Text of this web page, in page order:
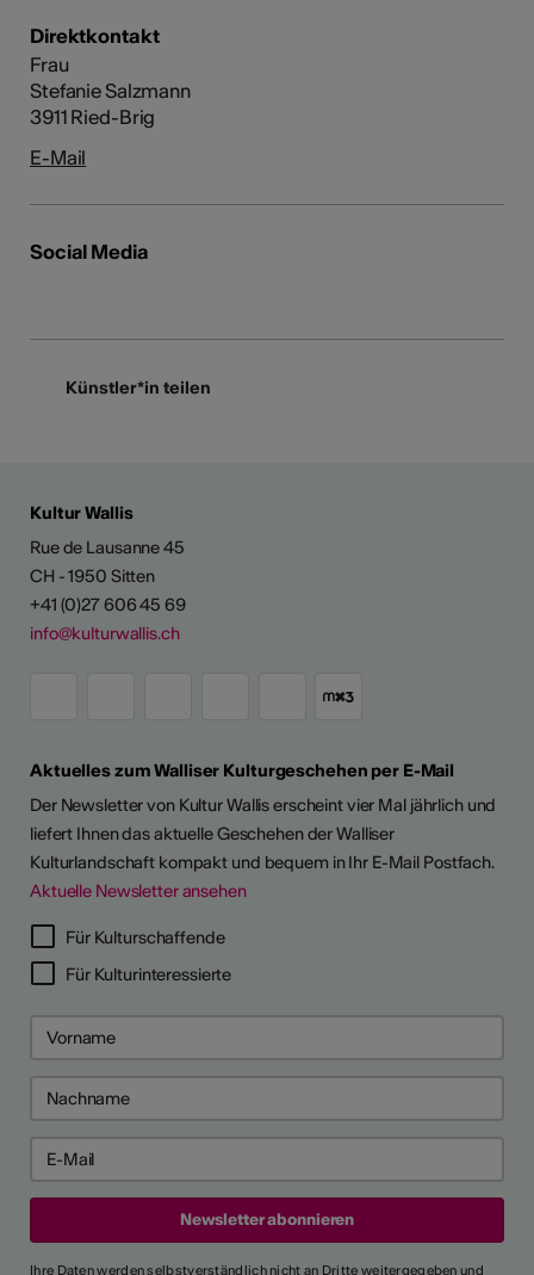
Direktkontakt
Frau
Stefanie Salzmann
3911 Ried-Brig
E-Mail
Social Media
Künstler*in teilen
Kultur Wallis
Rue de Lausanne 45
CH - 1950 Sitten
+41 (0)27 606 45 69
info@kulturwallis.ch
Aktuelles zum Walliser Kulturgeschehen per E-Mail
Der Newsletter von Kultur Wallis erscheint vier Mal jährlich und
liefert Ihnen das aktuelle Geschehen der Walliser
Kulturlandschaft kompakt und bequem in Ihr E-Mail Postfach.
Aktuelle Newsletter ansehen
Für Kulturschaffende
Für Kulturinteressierte
Ihre Daten werden selbstverständlich nicht an Dritte weitergegeben und